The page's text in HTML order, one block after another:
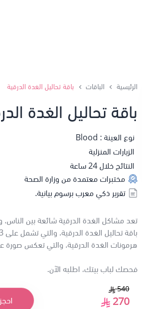
الرئيسية الباقات باقة تحاليل الغدة الدرقية
باقة تحاليل الغدة
نوع العينة : Blood
الزيارات المنزلية
النتائج خلال 24 ساعة
مختبرات معتمدة من وزارة الصحة
تقرير ذكي معرب برسوم بيانية.
تعد مشاكل الغدة الدرقية شائعة بين
هرمونات الغدة الدرقية، والتي تعكس
فحصك لباب بيتك، اطلبه الآن.
540
270